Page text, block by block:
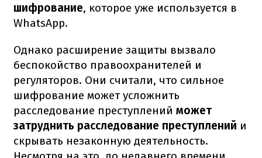
шифрование, которое уже используется в
WhatsApp.
Однако расширение защиты вызвало
беспокойство правоохранителей и
регуляторов. Они считали, что сильное
шифрование может усложнить
расследование преступлений может
затруднить расследование преступлений и
скрывать незаконную деятельность.